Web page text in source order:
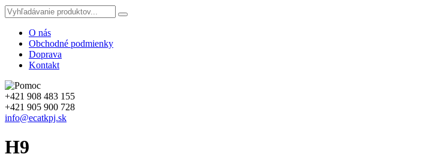
O nás
Obchodné podmienky
Doprava
Kontakt
+421 908 483 155
+421 905 900 728
info@ecatkpj.sk
H9